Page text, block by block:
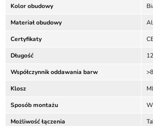
Kolor obudowy
Materiał obudowy
Certyfikaty
Długość
Współczynnik oddawania barw
Klosz
Sposób montażu
Możliwość łączenia